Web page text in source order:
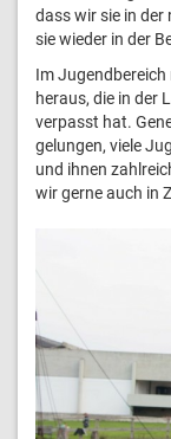
dass wir sie in der
sie wieder in der
Im
heraus, die in der
verpasst hat.
gelungen, viele
und ihnen
wir gerne auch in